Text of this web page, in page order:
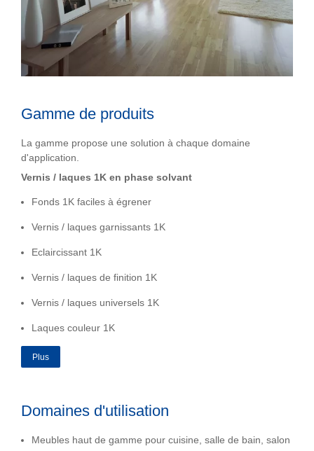
Gamme de produits
La gamme propose une solution à chaque domaine
d'application.
Vernis / laques 1K en phase solvant
Fonds 1K faciles à égrener
Vernis / laques garnissants 1K
Eclaircissant 1K
Vernis / laques de finition 1K
Vernis / laques universels 1K
Laques couleur 1K
Plus
Domaines d'utilisation
Meubles haut de gamme pour cuisine, salle de bain, salon